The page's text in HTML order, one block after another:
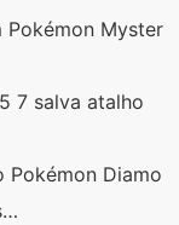
Myster
7 salva atalho
Pokémon Diamo